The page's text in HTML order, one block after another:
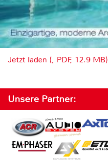
Jetzt laden (, PDF, 12.9 MB)
Unsere Partner: